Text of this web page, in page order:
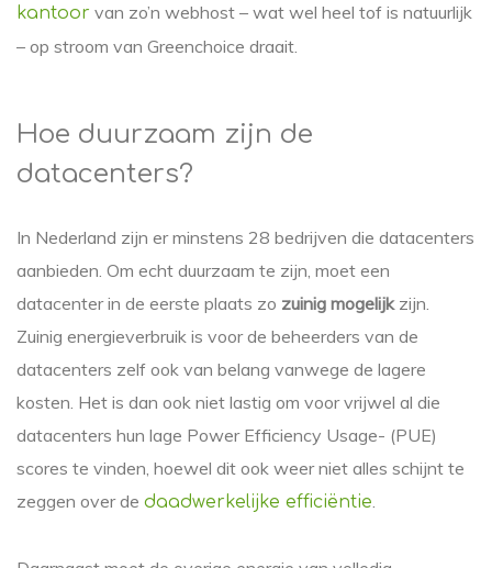
kantoor van zo’n webhost – wat wel heel tof is natuurlijk
– op stroom van Greenchoice draait.
Hoe duurzaam zijn de
datacenters?
In Nederland zijn er minstens 28 bedrijven die datacenters
aanbieden. Om echt duurzaam te zijn, moet een
datacenter in de eerste plaats zo zuinig mogelijkzijn.
Zuinig energieverbruik is voor de beheerders van de
datacenters zelf ook van belang vanwege de lagere
kosten. Het is dan ook niet lastig om voor vrijwel al die
datacenters hun lage Power Efficiency Usage- (PUE)
scores te vinden, hoewel dit ook weer niet alles schijnt te
zeggen over de daadwerkelijke efficiëntie.